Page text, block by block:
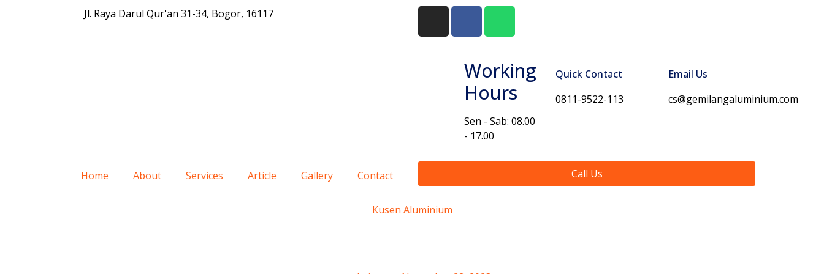
Jl. Raya Darul Qur'an 31-34, Bogor, 16117
Working
Hours
Sen - Sab: 08.00
- 17.00
Quick Contact
0811-9522-113
Email Us
cs@gemilangaluminium.com
Home About Services Article Gallery Contact Call Us
Kusen Aluminium